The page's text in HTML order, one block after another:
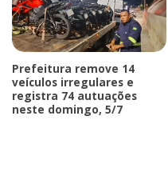
Prefeitura remove 14
veículos irregulares e
registra 74 autuações
neste domingo, 5/7